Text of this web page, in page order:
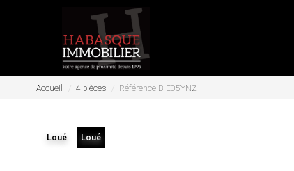
Accueil 4 pièces Référence B-E05YNZ
Loué Loué